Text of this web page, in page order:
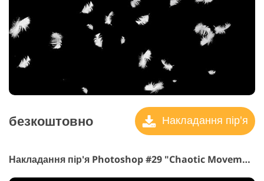
безкоштовно Накладання пір'я
Накладання пір'я Photoshop #29 "Chaotic Movement"